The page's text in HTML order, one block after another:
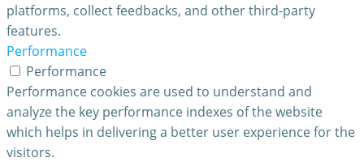
platforms, collect feedbacks, and other third-party
features.
Performance
Performance
Performance cookies are used to understand and
analyze the key performance indexes of the website
which helps in delivering a better user experience for the
visitors.